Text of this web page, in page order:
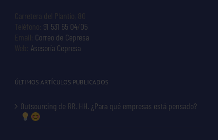
Carretera del Plantío, 80
Teléfono: 91 531 65 04 05
Email: Correo de Cepresa
Web: Asesoría Cepresa
ÚLTIMOS ARTÍCULOS PUBLICADOS
Outsourcing de RR. HH. ¿Para qué empresas está pensado?